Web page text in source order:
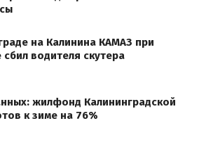
на Калинина КАМАЗ при
водителя скутера
жилфонд Калининградской
к зиме на 76%